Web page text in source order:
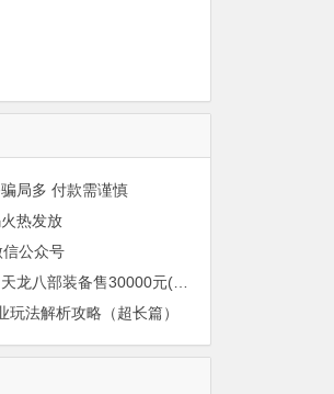
局多 付款需谨慎
热发放
公众号
一周网游交易榜：天龙八部装备售30000元(图)
玩法解析攻略（超长篇）